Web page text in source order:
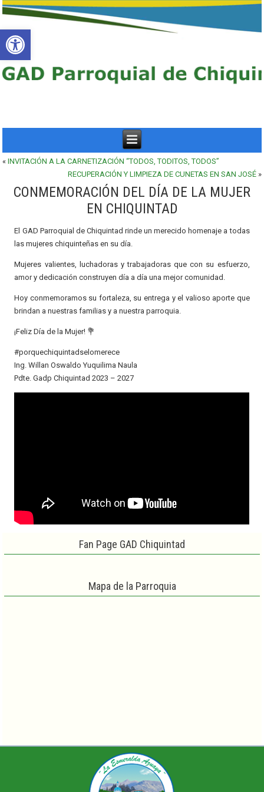
Abrir barra de herramientas
«INVITACIÓN A LA CARNETIZACIÓN “TODOS, TODITOS, TODOS”
RECUPERACIÓN Y LIMPIEZA DE CUNETAS EN SAN JOSÉ»
CONMEMORACIÓN DEL DÍA DE LA MUJER
EN CHIQUINTAD
El GAD Parroquial de Chiquintad rinde un merecido homenaje a todas
las mujeres chiquinteñas en su día.
Mujeres valientes, luchadoras y trabajadoras que con su esfuerzo,
amor y dedicación construyen día a día una mejor comunidad.
Hoy conmemoramos su fortaleza, su entrega y el valioso aporte que
brindan a nuestras familias y a nuestra parroquia.
¡Feliz Día de la Mujer! 💐
#porquechiquintadselomerece
Ing. Willan Oswaldo Yuquilima Naula
Pdte. Gadp Chiquintad 2023 – 2027
Fan Page GAD Chiquintad
Mapa de la Parroquia